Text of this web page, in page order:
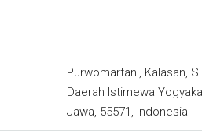
Purwomartani, Kalasan,
Daerah Istimewa
Jawa, 55571, Indonesia